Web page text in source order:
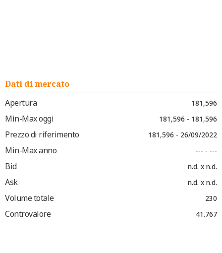
Dati di mercato
Apertura
181,596
Min-Max oggi 181,596 - 181,596
Prezzo di riferimento 181,596 - 26/09/2022
Min-Max anno --- - ---
Bid n.d. x n.d.
Ask n.d. x n.d.
Volume totale 230
Controvalore 41.767